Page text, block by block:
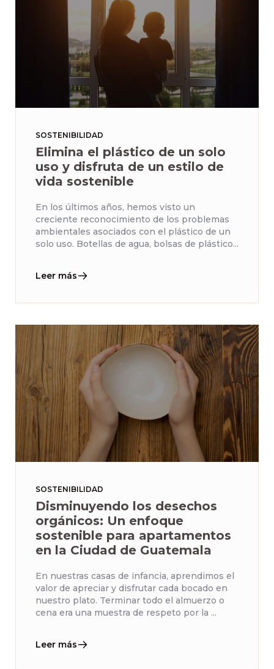
SOSTENIBILIDAD
Elimina el plástico de un solo
uso y disfruta de un estilo de
vida sostenible
En los últimos años, hemos visto un
creciente reconocimiento de los problemas
ambientales asociados con el plástico de un
solo uso. Botellas de agua, bolsas de plástico...
Leer más
SOSTENIBILIDAD
Disminuyendo los desechos
orgánicos: Un enfoque
sostenible para apartamentos
en la Ciudad de Guatemala
En nuestras casas de infancia, aprendimos el
valor de apreciar y disfrutar cada bocado en
nuestro plato. Terminar todo el almuerzo o
cena era una muestra de respeto por la ...
Leer más